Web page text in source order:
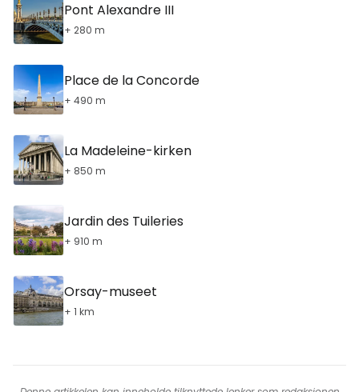
Pont Alexandre III
+ 280 m
Place de la Concorde
+ 490 m
La Madeleine-kirken
+ 850 m
Jardin des Tuileries
+ 910 m
Orsay-museet
+ 1 km